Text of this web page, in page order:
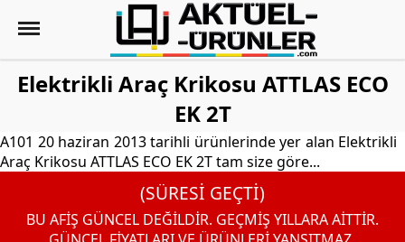
Elektrikli Araç Krikosu ATTLAS ECO
EK 2T
A101 20 haziran 2013 tarihli ürünlerinde yer alan Elektrikli
Araç Krikosu ATTLAS ECO EK 2T tam size göre...
(SÜRESİ GEÇTİ)
BU AFİŞ GÜNCEL DEĞİLDİR. GEÇMİŞ YILLARA AİTTİR.